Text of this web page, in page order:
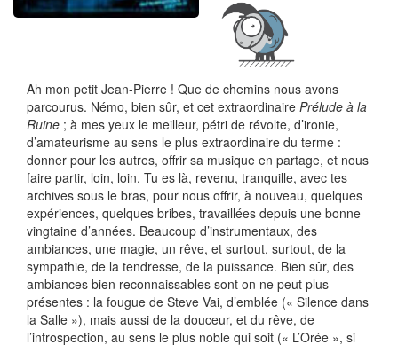
Ah mon petit Jean-Pierre ! Que de chemins nous avons
parcourus. Némo, bien sûr, et cet extraordinaire Prélude à la
Ruine ; à mes yeux le meilleur, pétri de révolte, d’ironie,
d’amateurisme au sens le plus extraordinaire du terme :
donner pour les autres, offrir sa musique en partage, et nous
faire partir, loin, loin. Tu es là, revenu, tranquille, avec tes
archives sous le bras, pour nous offrir, à nouveau, quelques
expériences, quelques bribes, travaillées depuis une bonne
vingtaine d’années. Beaucoup d’instrumentaux, des
ambiances, une magie, un rêve, et surtout, surtout, de la
sympathie, de la tendresse, de la puissance. Bien sûr, des
ambiances bien reconnaissables sont on ne peut plus
présentes : la fougue de Steve Vai, d’emblée (« Silence dans
la Salle »), mais aussi de la douceur, et du rêve, de
l’introspection, au sens le plus noble qui soit (« L’Orée », si